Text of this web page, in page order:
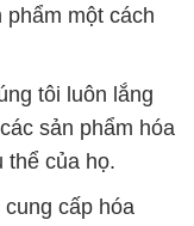
một cách
tôi luôn lắng
sản phẩm hóa
thể của họ.
cấp hóa